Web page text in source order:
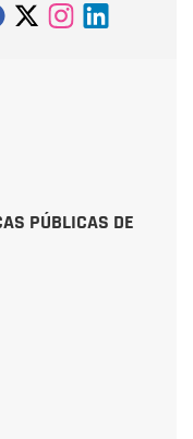
PÚBLICAS DE